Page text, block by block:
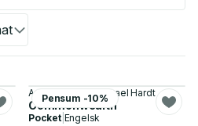
Pensum -10%
Antonio Negri, Michael Hardt
Commonwealth
Pocket| Engelsk